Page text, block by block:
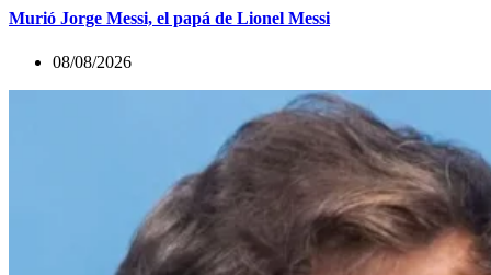
Murió Jorge Messi, el papá de Lionel Messi
08/08/2026